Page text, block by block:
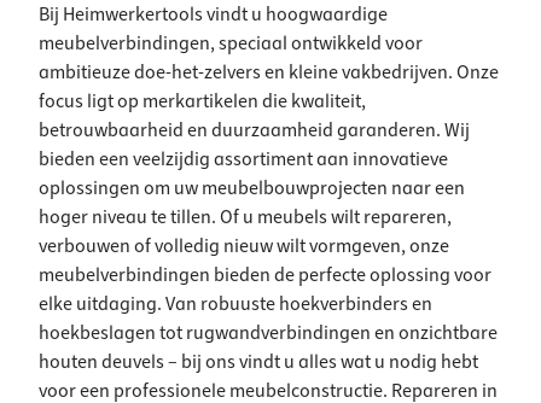
Bij Heimwerkertools vindt u hoogwaardige
meubelverbindingen, speciaal ontwikkeld voor
ambitieuze doe-het-zelvers en kleine vakbedrijven. Onze
focus ligt op merkartikelen die kwaliteit,
betrouwbaarheid en duurzaamheid garanderen. Wij
bieden een veelzijdig assortiment aan innovatieve
oplossingen om uw meubelbouwprojecten naar een
hoger niveau te tillen. Of u meubels wilt repareren,
verbouwen of volledig nieuw wilt vormgeven, onze
meubelverbindingen bieden de perfecte oplossing voor
elke uitdaging. Van robuuste hoekverbinders en
hoekbeslagen tot rugwandverbindingen en onzichtbare
houten deuvels – bij ons vindt u alles wat u nodig hebt
voor een professionele meubelconstructie. Repareren in